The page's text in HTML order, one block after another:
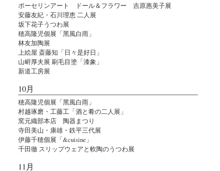
ポーセリンアート ドール＆フラワー 吉原惠美子展
安藤友紀・石川理恵 二人展
坂下花子うつわ展
穂高隆児個展「黑風白雨」
林友加陶展
上絵屋 斎藤知「日々是好日」
山㟁厚夫展 刷毛目塗「漆象」
新道工房展
10月
穂高隆児個展「黑風白雨」
村越琢磨・工藤工「酒と肴の二人展」
窯元織部本店 陶器まつり
寺田美山・康雄・鉄平三代展
伊藤千穂個展「&cuisine」
千田徹 スリップウェアと軟陶のうつわ展
11月